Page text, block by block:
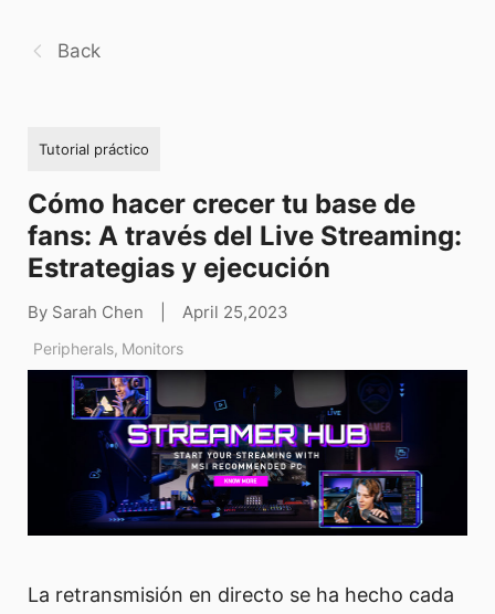
Back
Tutorial práctico
Cómo hacer crecer tu base de
fans: A través del Live Streaming:
Estrategias y ejecución
By Sarah Chen April 25,2023
Peripherals, Monitors
La retransmisión en directo se ha hecho cada